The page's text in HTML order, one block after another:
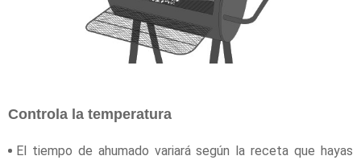
Controla la temperatura
El tiempo de ahumado variará según la receta que hayas